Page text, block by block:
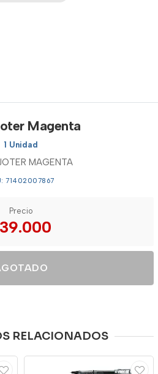
Magenta
1 Unidad
MAGENTA
71402007867
Precio
RELACIONADOS